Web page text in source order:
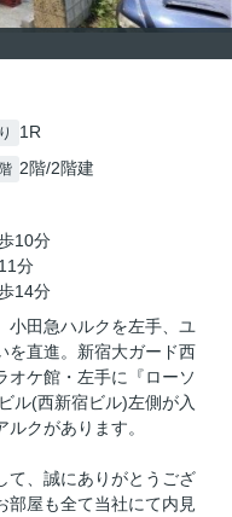
1R
2階/2階建
10分
分
14分
小田急ハルクを左手、ユ
を直進。新宿大ガード西
オケ館・左手に『ローソ
ル(西新宿ビル)左側が入
クがあります。
て、誠にありがとうござ
部屋も全て当社にて内見